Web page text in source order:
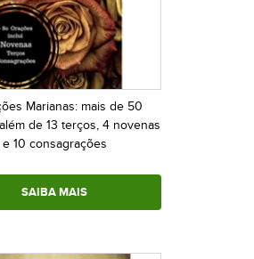
Marianas: mais de 50
de 13 terços, 4 novenas
e 10 consagrações
SAIBA MAIS